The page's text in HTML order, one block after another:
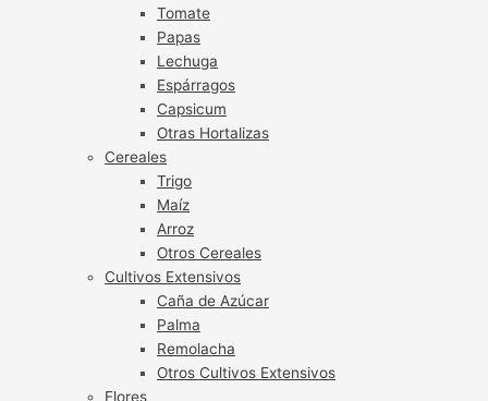
Tomate
Papas
Lechuga
Espárragos
Capsicum
Otras Hortalizas
Cereales
Trigo
Maíz
Arroz
Otros Cereales
Cultivos Extensivos
Caña de Azúcar
Palma
Remolacha
Otros Cultivos Extensivos
Flores